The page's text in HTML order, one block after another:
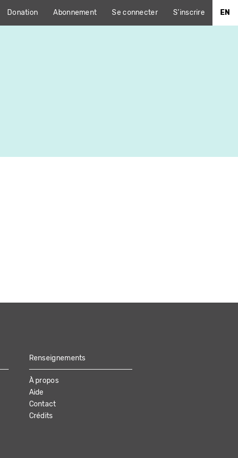
Donation Abonnement Se connecter S'inscrire EN
Renseignements
À propos
Aide
Contact
Crédits